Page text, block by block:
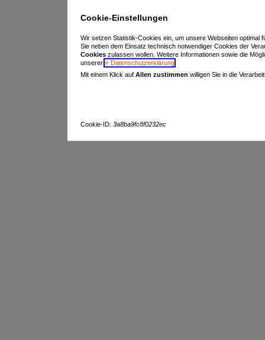
Cookie-Einstellungen
Wir setzen Statistik-Cookies ein, um unsere Webseiten
Sie neben dem Einsatz technisch notwendiger Cookies der
Cookieszulassen wollen. Weitere Informationen sowie die
unserer
Datenschutzerklärung.
Mit einem Klick auf Allen zustimmen willigen Sie in die
Cookie-ID: 3a8ba9fc8f0232ec